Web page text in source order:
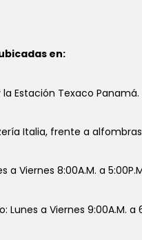
en:
Estación Texaco
Italia, frente a
a Viernes 8:00A.M. a
a Viernes 9:00A.M. a